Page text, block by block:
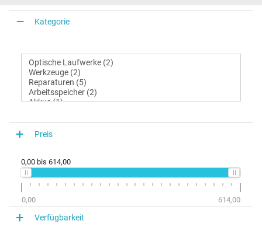
Kategorie
Preis
0,00 bis 614,00
0,00 614,00
Verfügbarkeit